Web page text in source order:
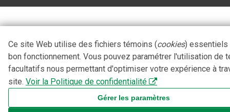
Ce site Web utilise des fichiers témoins (cookies) essentiels
bon fonctionnement. Vous pouvez paramétrer l'utilisation de
facultatifs nous permettant d'optimiser votre expérience à
site. Voir la Politique de confidentialité
Gérer les paramètres